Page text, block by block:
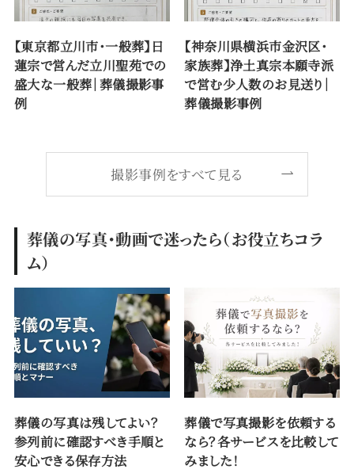
【東京都立川市・一般葬】日
蓮宗で営んだ立川聖苑での
盛大な一般葬｜葬儀撮影事
例
【神奈川県横浜市金沢区・
家族葬】浄土真宗本願寺派
で営む少人数のお見送り｜
葬儀撮影事例
撮影事例をすべて見る
葬儀の写真・動画で迷ったら（お役立ちコラ
ム）
葬儀の写真は残してよい？
参列前に確認すべき手順と
安心できる保存方法
葬儀で写真撮影を依頼する
なら？各サービスを比較して
みました！